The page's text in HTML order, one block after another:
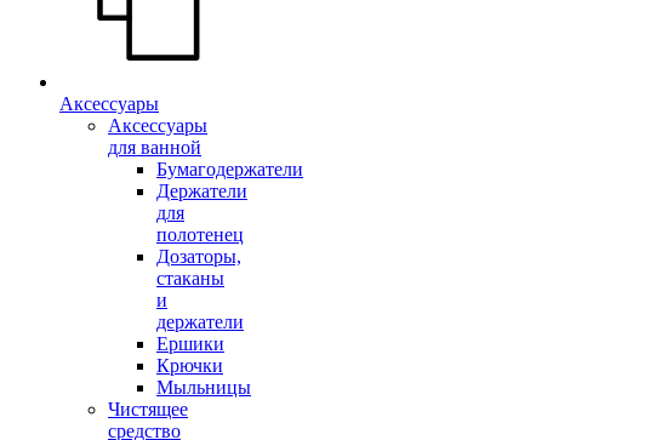
Аксессуары
Аксессуары
для ванной
Бумагодержатели
Держатели
для
полотенец
Дозаторы,
стаканы
и
держатели
Ершики
Крючки
Мыльницы
Чистящее
средство